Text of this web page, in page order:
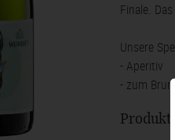
Finale.
Unsere
- Aperitiv
- zum